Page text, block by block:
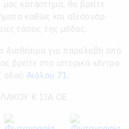
κατάστημα, θα βρείτε
καθώς και αξεσουάρ
τάσεις της μόδας.
διαθέσιμα για παραλαβή από
βρείτε στο ιστορικό κέντρο
οδού Αιόλου 71.
Κ ΣΙΑ ΟΕ